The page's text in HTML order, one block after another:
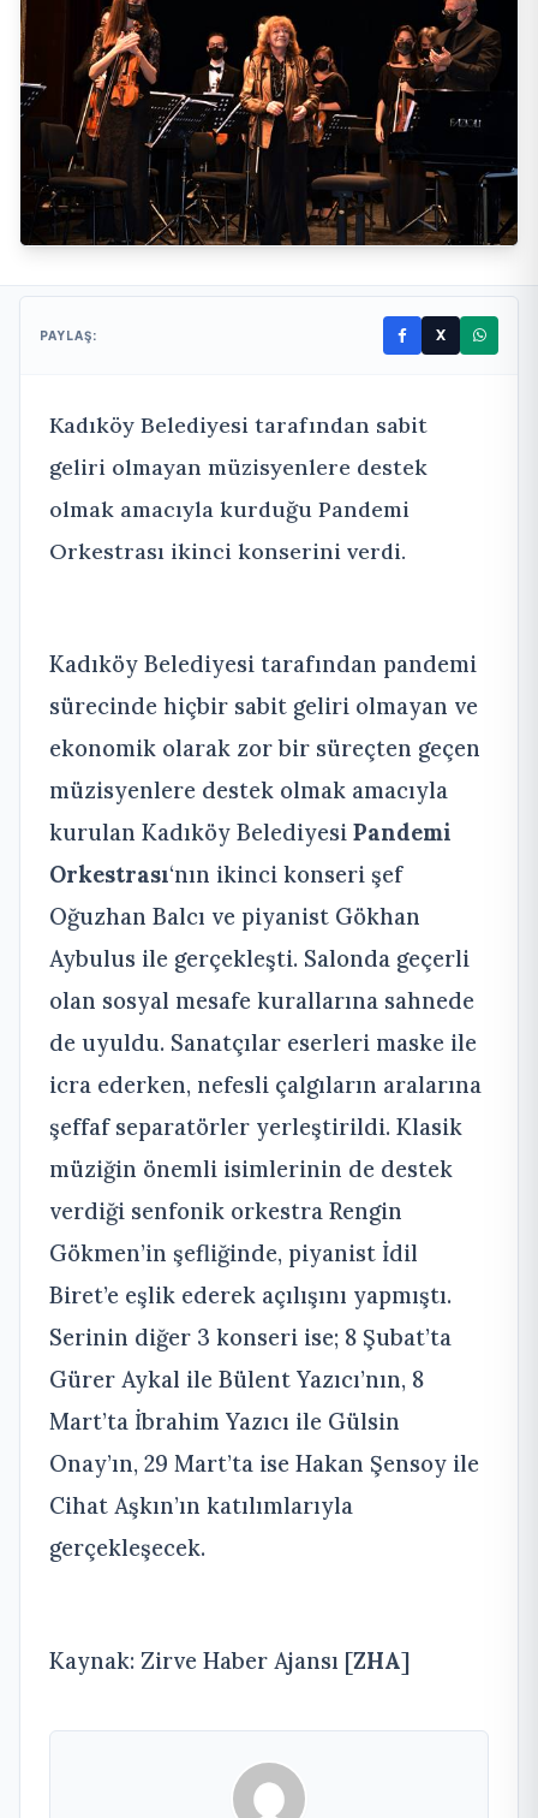
PAYLAŞ: X
Kadıköy Belediyesi tarafından sabit
geliri olmayan müzisyenlere destek
olmak amacıyla kurduğu Pandemi
Orkestrası ikinci konserini verdi.
Kadıköy Belediyesi tarafından pandemi
sürecinde hiçbir sabit geliri olmayan ve
ekonomik olarak zor bir süreçten geçen
müzisyenlere destek olmak amacıyla
kurulan Kadıköy Belediyesi Pandemi
Orkestrası‘nın ikinci konseri şef
Oğuzhan Balcı ve piyanist Gökhan
Aybulus ile gerçekleşti. Salonda geçerli
olan sosyal mesafe kurallarına sahnede
de uyuldu. Sanatçılar eserleri maske ile
icra ederken, nefesli çalgıların aralarına
şeffaf separatörler yerleştirildi. Klasik
müziğin önemli isimlerinin de destek
verdiği senfonik orkestra Rengin
Gökmen’in şefliğinde, piyanist İdil
Biret’e eşlik ederek açılışını yapmıştı.
Serinin diğer 3 konseri ise; 8 Şubat’ta
Gürer Aykal ile Bülent Yazıcı’nın, 8
Mart’ta İbrahim Yazıcı ile Gülsin
Onay’ın, 29 Mart’ta ise Hakan Şensoy ile
Cihat Aşkın’ın katılımlarıyla
gerçekleşecek.
Kaynak: Zirve Haber Ajansı [ZHA]